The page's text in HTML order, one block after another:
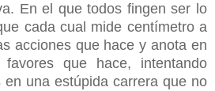
En el que todos fingen ser lo
cada cual mide centímetro a
acciones que hace y anota en
favores que hace, intentando
una estúpida carrera que no